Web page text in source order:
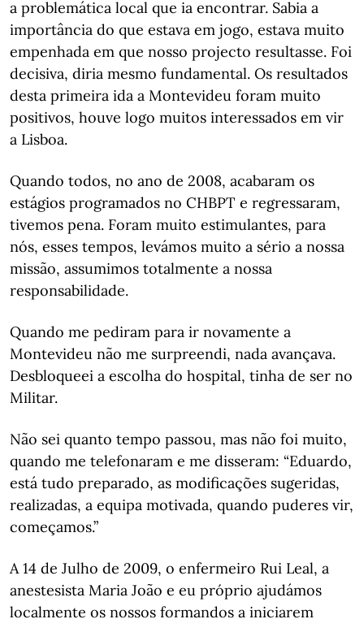
a problemática local que ia encontrar. Sabia a
importância do que estava em jogo, estava muito
empenhada em que nosso projecto resultasse. Foi
decisiva, diria mesmo fundamental. Os resultados
desta primeira ida a Montevideu foram muito
positivos, houve logo muitos interessados em vir
a Lisboa.
Quando todos, no ano de 2008, acabaram os
estágios programados no CHBPT e regressaram,
tivemos pena. Foram muito estimulantes, para
nós, esses tempos, levámos muito a sério a nossa
missão, assumimos totalmente a nossa
responsabilidade.
Quando me pediram para ir novamente a
Montevideu não me surpreendi, nada avançava.
Desbloqueei a escolha do hospital, tinha de ser no
Militar.
Não sei quanto tempo passou, mas não foi muito,
quando me telefonaram e me disseram: “Eduardo,
está tudo preparado, as modificações sugeridas,
realizadas, a equipa motivada, quando puderes vir,
começamos.”
A 14 de Julho de 2009, o enfermeiro Rui Leal, a
anestesista Maria João e eu próprio ajudámos
localmente os nossos formandos a iniciarem